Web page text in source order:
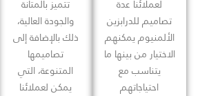
لعملائنا عدة
تصاميم للدرابزين
الألمنيوم يمكنهم
الاختيار من بينها ما
يتناسب مع
احتياجاتهم
تتميز بالمتانة
والجودة العالية،
ذلك بالإضافة إلى
تصاميمها
المتنوعة، التي
يمكن لعملائنا